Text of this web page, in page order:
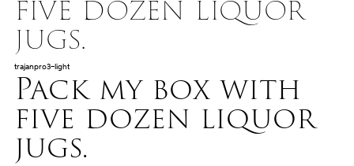
five dozen liquor
jugs.
trajanpro3-light
Pack my box with
five dozen liquor
jugs.